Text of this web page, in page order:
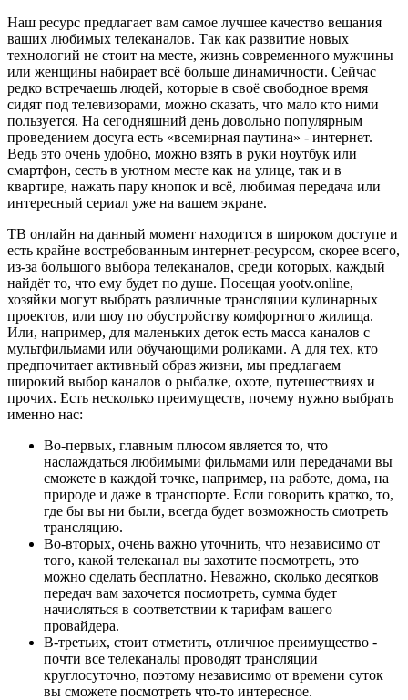
Наш ресурс предлагает вам самое лучшее качество вещания
ваших любимых телеканалов. Так как развитие новых
технологий не стоит на месте, жизнь современного мужчины
или женщины набирает всё больше динамичности. Сейчас
редко встречаешь людей, которые в своё свободное время
сидят под телевизорами, можно сказать, что мало кто ними
пользуется. На сегодняшний день довольно популярным
проведением досуга есть «всемирная паутина» - интернет.
Ведь это очень удобно, можно взять в руки ноутбук или
смартфон, сесть в уютном месте как на улице, так и в
квартире, нажать пару кнопок и всё, любимая передача или
интересный сериал уже на вашем экране.
ТВ онлайн на данный момент находится в широком доступе и
есть крайне востребованным интернет-ресурсом, скорее всего,
из-за большого выбора телеканалов, среди которых, каждый
найдёт то, что ему будет по душе. Посещая yootv.online,
хозяйки могут выбрать различные трансляции кулинарных
проектов, или шоу по обустройству комфортного жилища.
Или, например, для маленьких деток есть масса каналов с
мультфильмами или обучающими роликами. А для тех, кто
предпочитает активный образ жизни, мы предлагаем
широкий выбор каналов о рыбалке, охоте, путешествиях и
прочих. Есть несколько преимуществ, почему нужно выбрать
именно нас:
Во-первых, главным плюсом является то, что
наслаждаться любимыми фильмами или передачами вы
сможете в каждой точке, например, на работе, дома, на
природе и даже в транспорте. Если говорить кратко, то,
где бы вы ни были, всегда будет возможность смотреть
трансляцию.
Во-вторых, очень важно уточнить, что независимо от
того, какой телеканал вы захотите посмотреть, это
можно сделать бесплатно. Неважно, сколько десятков
передач вам захочется посмотреть, сумма будет
начисляться в соответствии к тарифам вашего
провайдера.
В-третьих, стоит отметить, отличное преимущество -
почти все телеканалы проводят трансляции
круглосуточно, поэтому независимо от времени суток
вы сможете посмотреть что-то интересное.